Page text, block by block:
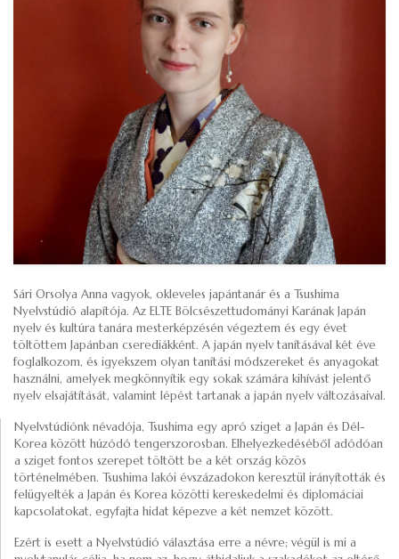
Sári Orsolya Anna vagyok, okleveles japántanár és a Tsushima
Nyelvstúdió alapítója. Az ELTE Bölcsészettudományi Karának Japán
nyelv és kultúra tanára mesterképzésén végeztem és egy évet
töltöttem Japánban cserediákként. A japán nyelv tanításával két éve
foglalkozom, és igyekszem olyan tanítási módszereket és anyagokat
használni, amelyek megkönnyítik egy sokak számára kihívást jelentő
nyelv elsajátítását, valamint lépést tartanak a japán nyelv változásaival.
Nyelvstúdiónk névadója, Tsushima egy apró sziget a Japán és Dél-
Korea között húzódó tengerszorosban. Elhelyezkedéséből adódóan
a sziget fontos szerepet töltött be a két ország közös
történelmében. Tsushima lakói évszázadokon keresztül irányították és
felügyelték a Japán és Korea közötti kereskedelmi és diplomáciai
kapcsolatokat, egyfajta hidat képezve a két nemzet között.
Ezért is esett a Nyelvstúdió választása erre a névre; végül is mi a